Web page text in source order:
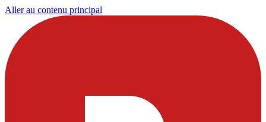
Aller au contenu principal